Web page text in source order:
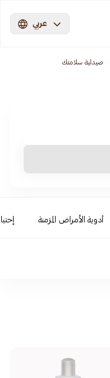
عربي
صيدلية سلامتك
أدوية الأمراض المزمنة